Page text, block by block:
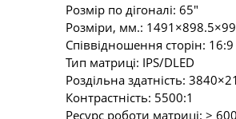
Розмір по дігоналі: 65"
Розміри, мм.:
Співвідношення сторін: 16:9
Тип матриці: IPS/DLED
Роздільна здатність:
Контрастність: 5500:1
Ресурс роботи матриці: >